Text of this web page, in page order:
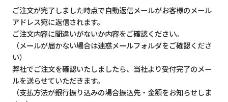
ご注文が完了しました時点で自動返信メールがお客様のメール
アドレス宛に返信されます。
ご注文内容に間違いがないか内容をご確認ください。
（メールが届かない場合は迷惑メールフォルダをご確認くださ
い）
弊社でご注文を確認いたしましたら、当社より受付完了のメー
ルを送らせていただきます。
（支払方法が銀行振り込みの場合振込先・金額をお知らせしま